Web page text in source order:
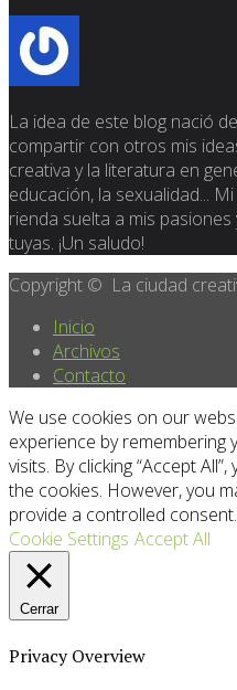
La idea de este blog nació
compartir con otros mis
creativa y la literatura en
educación, la sexualidad...
rienda suelta a mis
tuyas. ¡Un saludo!
Copyright © La ciudad
Inicio
Archivos
Contacto
We use cookies on our
experience by
visits. By clicking “Accept
the cookies. However, you
provide a controlled consent.
Cookie Settings Accept All
Cerrar
Privacy Overview